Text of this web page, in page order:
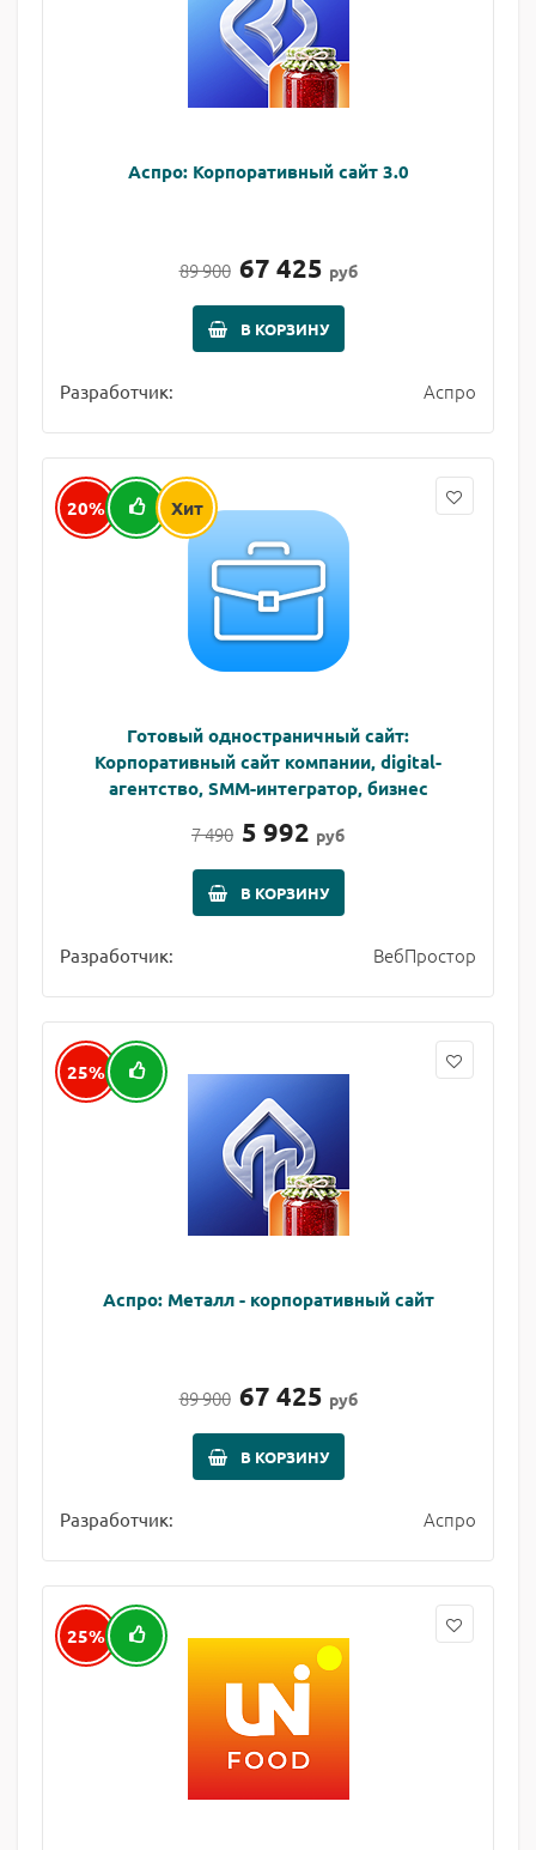
Аспро: Корпоративный сайт 3.0
89 900 67 425 руб
В КОРЗИНУ
Разработчик: Аспро
20% Хит
Готовый одностраничный сайт:
Корпоративный сайт компании, digital-
агентство, SMM-интегратор, бизнес
7 490 5 992 руб
В КОРЗИНУ
Разработчик: ВебПростор
25%
Аспро: Металл - корпоративный сайт
89 900 67 425 руб
В КОРЗИНУ
Разработчик: Аспро
25%